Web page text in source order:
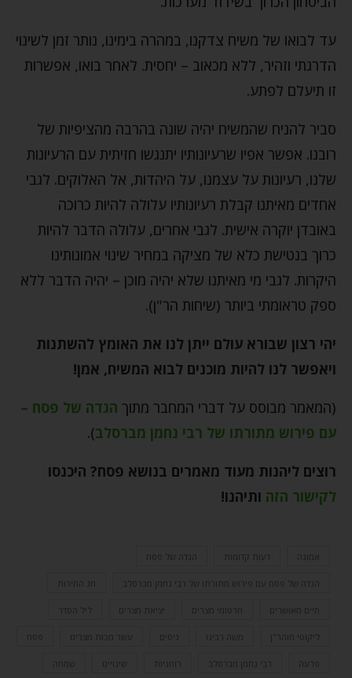
עד לבואו של משיח צדקנו, במהרה בימינו, נותר זמן לשינוי
הדרגתי וזהיר, ללא מכאוב – יחסית. לאחר בואו, אפשרות
זו תיעלם לפתע.
סביר להניח שהמשיח יהיה שונה בהרבה מהציפיות של
רובנו. אפשר אפיו שרעיונותיו יתנגשו חזיתית עם הרעיונות
שלנו, רעיונות על עצמנו, על היהדות, אל האלוקים. לגבי
אחדים מאיתנו קבלת רעיונותיו עלולה להיות כרוכה
באובדן יוקרה אישית. לגבי אחרים, עלולה הדבר להיות
כרוך בנטישת כלא של מציקה במחיר שינוי אמונותינו
היקרות. לגבי מי מאיתנו שלא יהיה מוכן – יהיה הדבר ללא
ספק טראומתי ביותר (שיחות הר"ן).
יהי רצון שבורא עולם ייתן לנו את האומץ להשתנות
ויאפשר לנו להיות מוכנים לבוא המשיח, אמן!
(המאמר מבוסס על דברי המחבר מתוך הגדה של פסח –
עם פירוש מתורתו של רבי נחמן מברסלב).
רוצים ליהנות מעוד מאמרים בנושא פסח? היכנסו
לקישור הזה ותיהנו!
אמונה דעות קדומות הגדה של פסח
הגדה של פסח עם פירוש מתורתו של רבי נחמן מברסלב חג החירות
חיים מאושרים חרטומי מצרים יציאת מצרים ליל הסדר
ליקוטי מוהר"ן משה רבינו ניסים עשר מכות מצרים פסח
פרעה רבי נחמן מברסלב רוחניות שינויים שמחה